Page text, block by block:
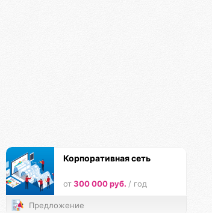
Корпоративная сеть
от 300 000 руб. / год
Предложение